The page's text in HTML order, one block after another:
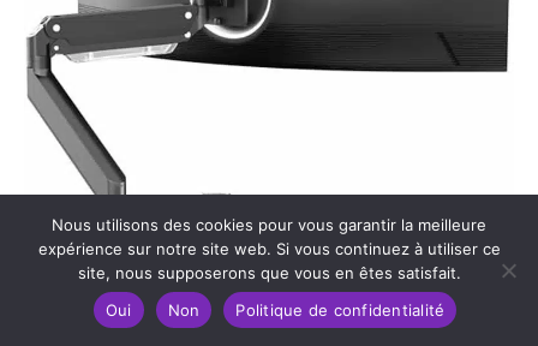
Nous utilisons des cookies pour vous garantir la meilleure
expérience sur notre site web. Si vous continuez à utiliser ce
site, nous supposerons que vous en êtes satisfait.
Oui
Non Politique de confidentialité